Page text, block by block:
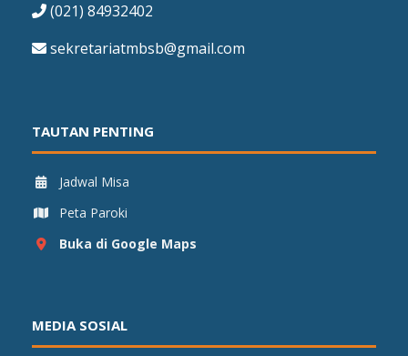
(021) 84932402
sekretariatmbsb@gmail.com
TAUTAN PENTING
Jadwal Misa
Peta Paroki
Buka di Google Maps
MEDIA SOSIAL